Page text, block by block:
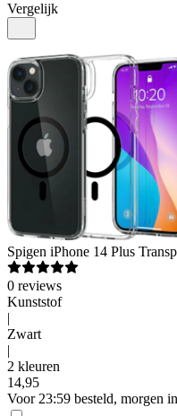
Vergelijk
Spigen iPhone 14 Plus
0 reviews
Kunststof
|
Zwart
|
2 kleuren
14,95
Voor 23:59 besteld, morgen